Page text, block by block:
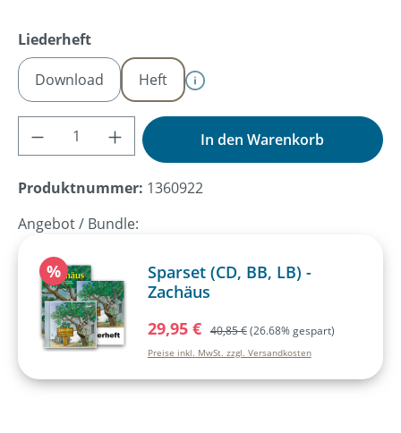
Liederheftauswählen
Download Heft
Produkt Anzahl: Gib den gewünschten
In den Warenkorb
Produktnummer: 1360922
Angebot / Bundle:
Rabatt
%
Sparset (CD, BB, LB) -
Zachäus
Verkaufspreis:
29,95 € Regulärer Preis:
40,85 €(26.68% gespart)
Preise inkl. MwSt. zzgl. Versandkosten